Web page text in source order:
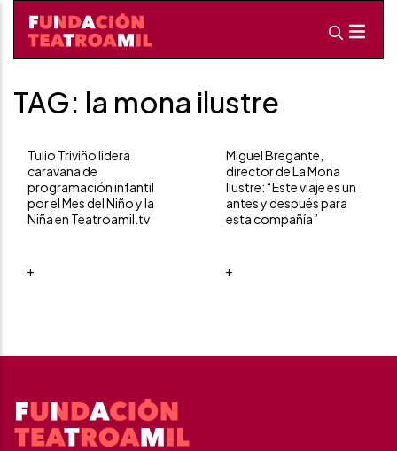
TAG: la mona ilustre
Tulio Triviño lidera
caravana de
programación infantil
por el Mes del Niño y la
Niña en Teatroamil.tv
+
Miguel Bregante,
director de La Mona
Ilustre: “Este viaje es un
antes y después para
esta compañía”
+